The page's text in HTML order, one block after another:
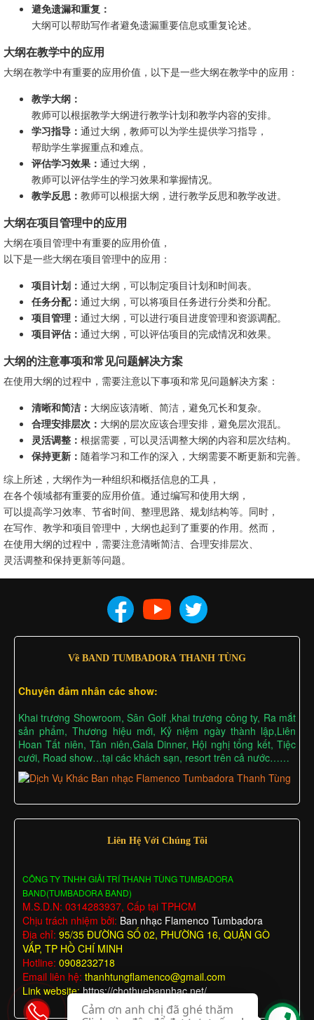
避免遗漏和重复：
大纲可以帮助写作者避免遗漏重要信息或重复论述。
大纲在教学中的应用
大纲在教学中有重要的应用价值，以下是一些大纲在教学中的应用：
教学大纲：
教师可以根据教学大纲进行教学计划和教学内容的安排。
学习指导： 通过大纲，教师可以为学生提供学习指导，
帮助学生掌握重点和难点。
评估学习效果： 通过大纲，
教师可以评估学生的学习效果和掌握情况。
教学反思： 教师可以根据大纲，进行教学反思和教学改进。
大纲在项目管理中的应用
大纲在项目管理中有重要的应用价值，
以下是一些大纲在项目管理中的应用：
项目计划： 通过大纲，可以制定项目计划和时间表。
任务分配： 通过大纲，可以将项目任务进行分类和分配。
项目管理： 通过大纲，可以进行项目进度管理和资源调配。
项目评估： 通过大纲，可以评估项目的完成情况和效果。
大纲的注意事项和常见问题解决方案
在使用大纲的过程中，需要注意以下事项和常见问题解决方案：
清晰和简洁： 大纲应该清晰、简洁，避免冗长和复杂。
合理安排层次： 大纲的层次应该合理安排，避免层次混乱。
灵活调整： 根据需要，可以灵活调整大纲的内容和层次结构。
保持更新： 随着学习和工作的深入，大纲需要不断更新和完善。
综上所述，大纲作为一种组织和概括信息的工具，
在各个领域都有重要的应用价值。通过编写和使用大纲，
可以提高学习效率、节省时间、整理思路、规划结构等。同时，
在写作、教学和项目管理中，大纲也起到了重要的作用。然而，
在使用大纲的过程中，需要注意清晰简洁、合理安排层次、
灵活调整和保持更新等问题。
Về BAND TUMBADORA THANH TÙNG
Chuyên đảm nhân các show:
Khai trương Showroom, Sân Golf ,khai trương công ty, Ra mắt
sản phẩm, Thương hiệu mới, Kỷ niệm ngày thành lập,Liên
Hoan Tất niên, Tân niên,Gala Dinner, Hội nghị tổng kết, Tiệc
cưới, Road show…tại các khách sạn, resort trên cả nước……
Liên Hệ Với Chúng Tôi
CÔNG TY TNHH GIẢI TRÍ THANH TÙNG TUMBADORA
BAND(TUMBADORA BAND)
M.S.D.N: 0314283937, Cấp tại TPHCM
Chịu trách nhiệm bởi: Ban nhạc Flamenco Tumbadora
Địa chỉ: 95/35 ĐƯỜNG SỐ 02, PHƯỜNG 16, QUẬN GÒ
VẤP, TP HỒ CHÍ MINH
Hotline: 0908232718
Email liên hệ: thanhtungflamenco@gmail.com
Link website:https://chothuebannhac.net/
Cảm ơn anh chị đã ghé thăm